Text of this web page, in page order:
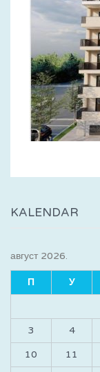
KALENDAR
август 2026.
П У
3 4
10 11